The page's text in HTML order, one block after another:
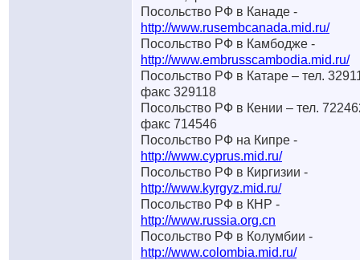
Посольство РФ в Канаде -
http://www.rusembcanada.mid.ru/
Посольство РФ в Камбодже -
http://www.embrusscambodia.mid.ru/
Посольство РФ в Катаре – тел.
факс 329118
Посольство РФ в Кении – тел.
факс 714546
Посольство РФ на Кипре -
http://www.cyprus.mid.ru/
Посольство РФ в Киргизии -
http://www.kyrgyz.mid.ru/
Посольство РФ в КНР -
http://www.russia.org.cn
Посольство РФ в Колумбии -
http://www.colombia.mid.ru/